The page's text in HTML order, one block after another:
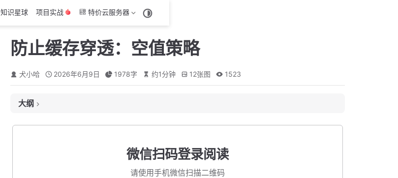
知识星球 项目实战 特价云服务器
防止缓存穿透：空值策略
犬小哈 2026年6月9日 1978字 约1分钟 12张图 1523
大纲
微信扫码登录阅读
请使用手机微信扫描二维码